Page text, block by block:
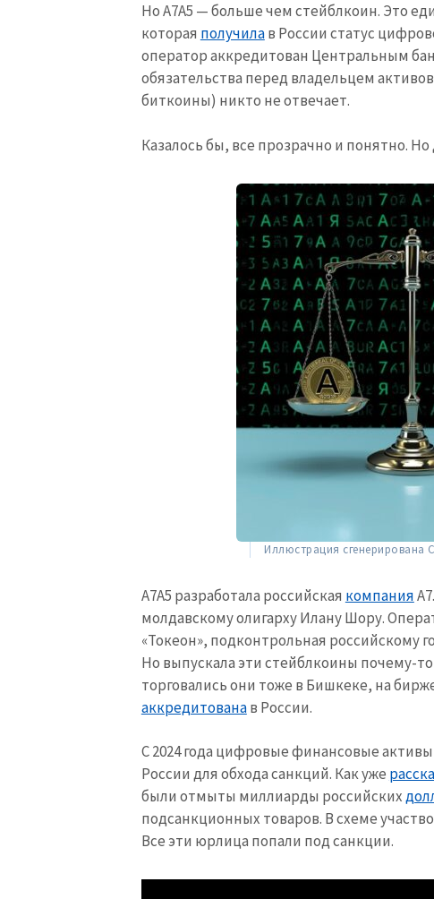
Но A7A5 — больше чем стейблкоин. Это
которая получилав России статус
оператор аккредитован Центральным
обязательства перед владельцем
биткоины) никто не отвечает.
Казалось бы, все прозрачно и понятно.
Иллюстрация сгенерирована
А7А5 разработала российская компания
молдавскому олигарху Илану Шору.
«Токеон», подконтрольная российскому
Но выпускала эти стейблкоины почему-
торговались они тоже в Бишкеке, на
аккредитованав России.
С 2024 года цифровые финансовые активы
России для обхода санкций. Как уже
были отмыты миллиарды российских
подсанкционных товаров. В схеме
Все эти юрлица попали под санкции.